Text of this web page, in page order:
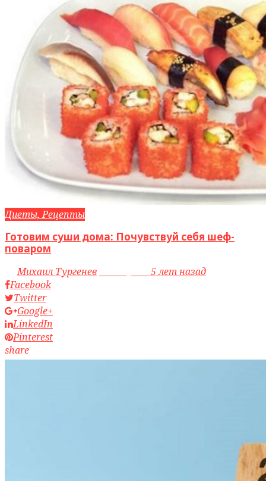
Диеты, Рецепты
Готовим суши дома: Почувствуй себя шеф-
поваром
byМихаил Тургенев
5 лет назад
Facebook
Twitter
Google+
LinkedIn
Pinterest
share